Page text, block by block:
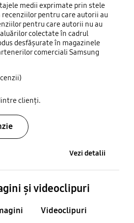
clienți.
medii exprimate prin stele
recenziilor pentru care autorii au
pentru care autorii nu au
colectate în cadrul
desfășurate în magazinele
comerciali Samsung
Vezi detalii
și videoclipuri
Videoclipuri